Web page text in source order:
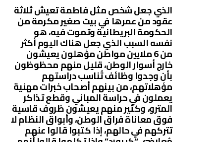
الذي جعل شخص مثل فاطمة تعيش ثلاثة
عقود من عمرها في بيت صغير مكرمة من
الحكومة البريطانية وتموت فيه، هو
نفسه السبب الذي جعل هناك اليوم أكثر
من 6 ملايين مواطن مؤهلون يعيشون
خارج أسوار الوطن، قليل منهم محظوظون
بأن وجدوا وظائف تُناسب دراستهم
مؤهلاتهم، من بينهم أصحاب خبرات مهنية
يعملون في حراسة المباني وقطع تذاكر
المترو، وكثير منهم يعيشون ظروف قاسية
فوق معاناة فراق الوطن، وأبواق النظام لا
تتركهم في حالهم، إذا كتبوا قالوا عنهم